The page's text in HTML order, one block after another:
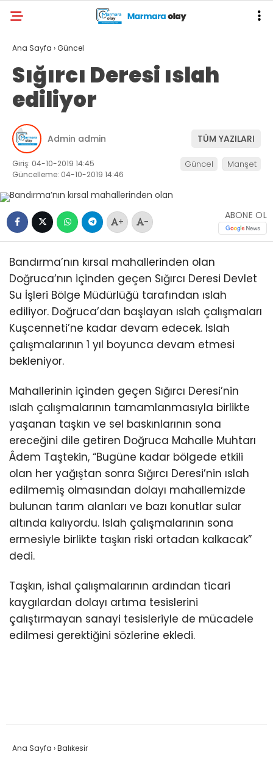
Ana Sayfa ›Güncel
Sığırcı Deresi ıslah
ediliyor
Admin admin TÜM YAZILARI
Giriş: 04-10-2019 14:45
Güncelleme: 04-10-2019 14:46
Güncel Manşet
+ -
ABONE OL
Bandırma’nın kırsal mahallerinden olan
Doğruca’nın içinden geçen Sığırcı Deresi Devlet
Su İşleri Bölge Müdürlüğü tarafından ıslah
ediliyor. Doğruca’dan başlayan ıslah çalışmaları
Kuşcenneti’ne kadar devam edecek. Islah
çalışmalarının 1 yıl boyunca devam etmesi
bekleniyor.
Mahallerinin içinden geçen Sığırcı Deresi’nin
ıslah çalışmalarının tamamlanmasıyla birlikte
yaşanan taşkın ve sel baskınlarının sona
ereceğini dile getiren Doğruca Mahalle Muhtarı
Âdem Taştekin, “Bugüne kadar bölgede etkili
olan her yağıştan sonra Sığırcı Deresi’nin ıslah
edilmemiş olmasından dolayı mahallemizde
bulunan tarım alanları ve bazı konutlar sular
altında kalıyordu. Islah çalışmalarının sona
ermesiyle birlikte taşkın riski ortadan kalkacak”
dedi.
Taşkın, ishal çalışmalarının ardından ticari
kaygılardan dolayı artıma tesislerini
çalıştırmayan sanayi tesisleriyle de mücadele
edilmesi gerektiğini sözlerine ekledi.
Ana Sayfa ›Balıkesir